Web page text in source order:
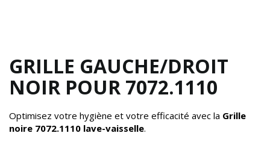
GRILLE GAUCHE/DROIT
NOIR POUR 7072.1110
Optimisez votre hygiène et votre efficacité avec la Grille
noire 7072.1110 lave-vaisselle.